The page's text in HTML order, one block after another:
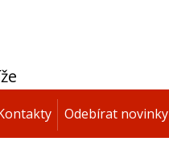
Odebírat novinky